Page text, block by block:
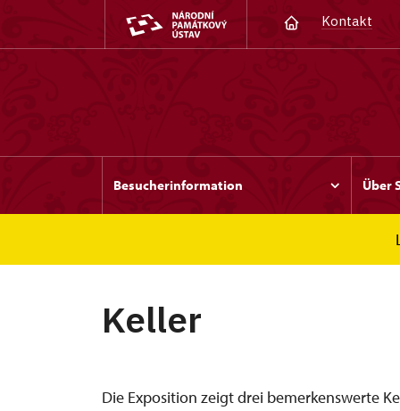
Kontakt
Besucherinformation Über
Keller
Die Exposition zeigt drei bemerkenswerte